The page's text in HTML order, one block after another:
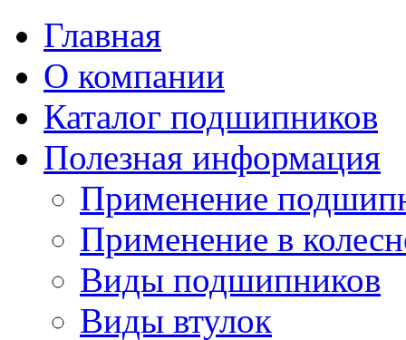
Главная
О компании
Каталог подшипников
Полезная информация
Применение
Применение в
Виды подшипников
Виды втулок